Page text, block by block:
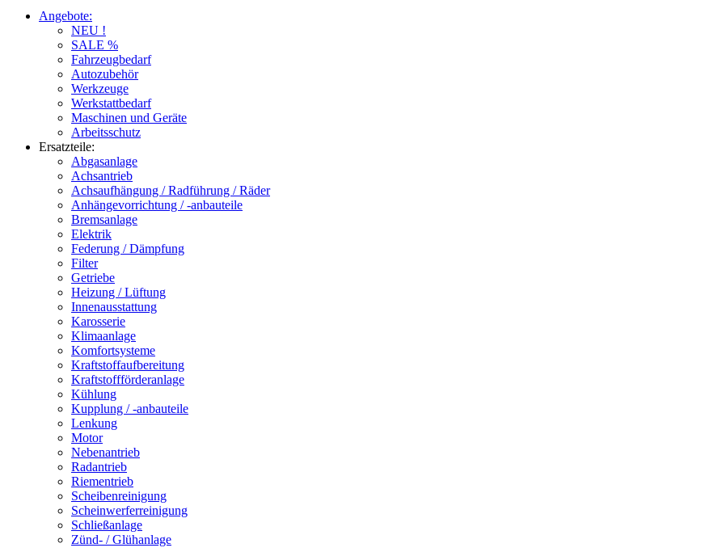
Angebote:
NEU !
SALE %
Fahrzeugbedarf
Autozubehör
Werkzeuge
Werkstattbedarf
Maschinen und Geräte
Arbeitsschutz
Ersatzteile:
Abgasanlage
Achsantrieb
Achsaufhängung / Radführung / Räder
Anhängevorrichtung / -anbauteile
Bremsanlage
Elektrik
Federung / Dämpfung
Filter
Getriebe
Heizung / Lüftung
Innenausstattung
Karosserie
Klimaanlage
Komfortsysteme
Kraftstoffaufbereitung
Kraftstoffförderanlage
Kühlung
Kupplung / -anbauteile
Lenkung
Motor
Nebenantrieb
Radantrieb
Riementrieb
Scheibenreinigung
Scheinwerferreinigung
Schließanlage
Zünd- / Glühanlage